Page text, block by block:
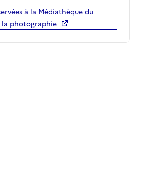
à la Médiathèque du
photographie